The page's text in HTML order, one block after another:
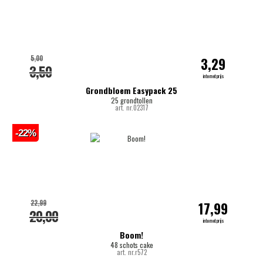
Grondbloem Easypack 25
25 grondtollen
art. nr.02317
3,50
5,00 3,29
internetprijs
Boom!
48 schots cake
art. nr.r572
20,00
22,99 17,99
internetprijs
-22%